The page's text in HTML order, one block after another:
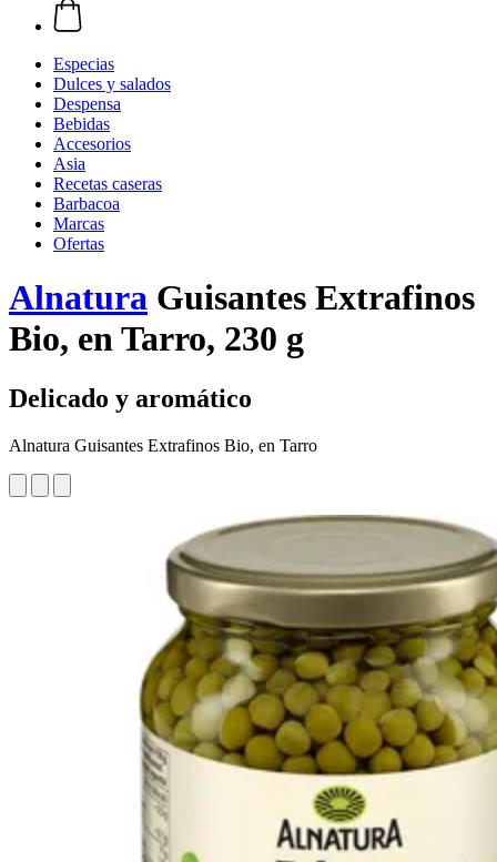
Especias
Dulces y salados
Despensa
Bebidas
Accesorios
Asia
Recetas caseras
Barbacoa
Marcas
Ofertas
Alnatura Guisantes Extrafinos
Bio, en Tarro, 230 g
Delicado y aromático
Alnatura Guisantes Extrafinos Bio, en Tarro